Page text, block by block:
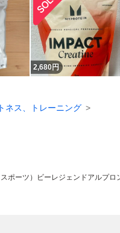
2,680円
ネス、トレーニング
ポーツ） ビーレジェンドアルプロ